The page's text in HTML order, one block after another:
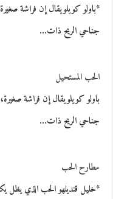
*باولو كويلويقال إن فراشة
جناحي الريح ذات…
الحب المستحيل
باولو كويلويقال إن فراشة
جناحي الريح ذات…
مطارح الحب
*خليل قنديلهو الحب الذي يظل